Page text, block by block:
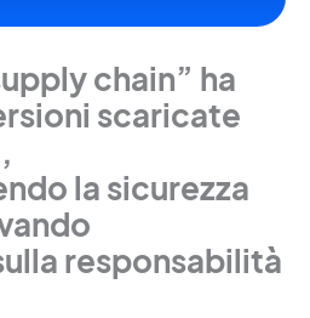
chain” ha
scaricate
la sicurezza
responsabilità